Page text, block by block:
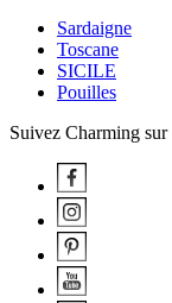
Sardaigne
Toscane
SICILE
Pouilles
Suivez Charming sur